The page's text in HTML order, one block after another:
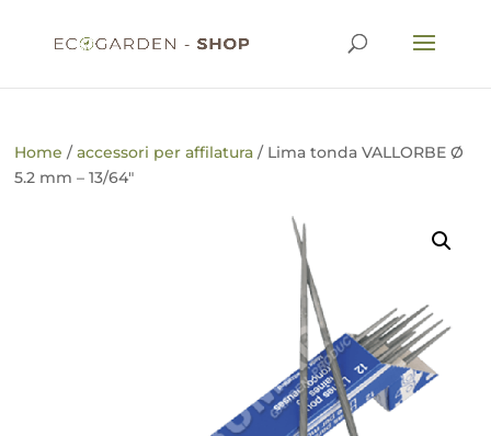
Home /accessori per affilatura / Lima tonda VALLORBE Ø
5.2 mm – 13/64″